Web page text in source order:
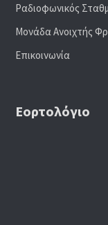
Ραδιoφωνικός
Μονάδα Ανοιχτής
Επικοινωνία
Εορτολόγιο